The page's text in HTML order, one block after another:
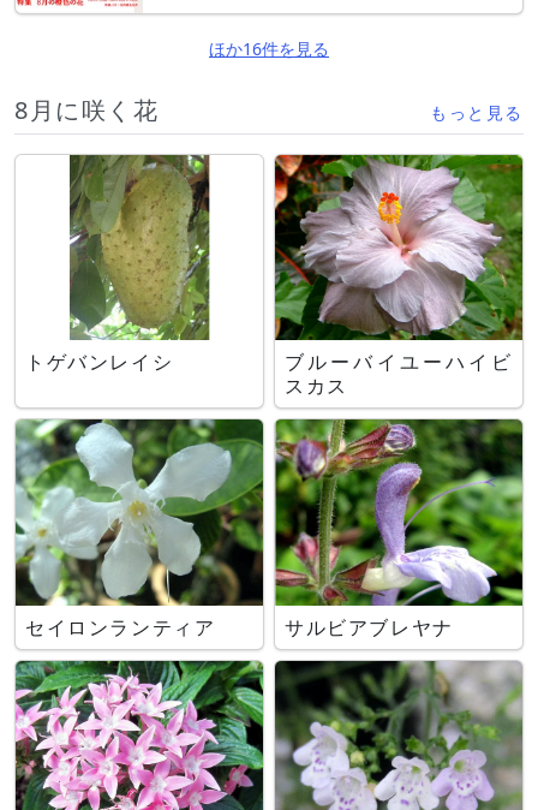
ほか16件を見る
8月に咲く花 もっと見る
トゲバンレイシ
ブルーバイユーハイビ
スカス
セイロンランティア サルビアブレヤナ